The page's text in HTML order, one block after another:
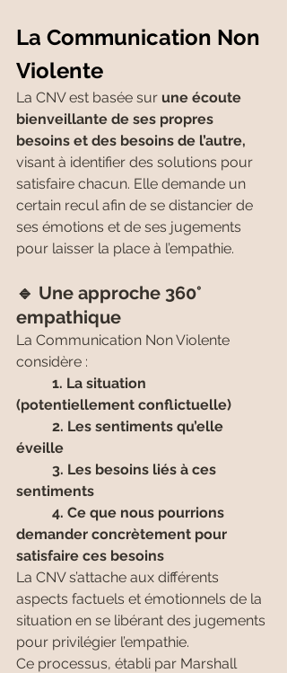
La Communication Non
Violente
La CNV est basée sur une écoute
bienveillante de ses propres
besoins et des besoins de l’autre,
visant à identifier des solutions pour
satisfaire chacun. Elle demande un
certain recul afin de se distancier de
ses émotions et de ses jugements
pour laisser la place à l’empathie.
🔹 Une approche 360°
empathique
La Communication Non Violente
considère :
(potentiellement conflictuelle)
éveille
sentiments
demander concrètement pour
satisfaire ces besoins
La CNV s’attache aux différents
aspects factuels et émotionnels de la
situation en se libérant des jugements
pour privilégier l’empathie.
Ce processus, établi par Marshall